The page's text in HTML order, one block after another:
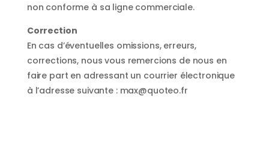
non conforme à sa ligne commerciale.
Correction
En cas d’éventuelles omissions, erreurs,
corrections, nous vous remercions de nous en
faire part en adressant un courrier électronique
à l’adresse suivante : max@quoteo.fr